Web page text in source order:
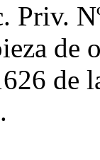
de
de